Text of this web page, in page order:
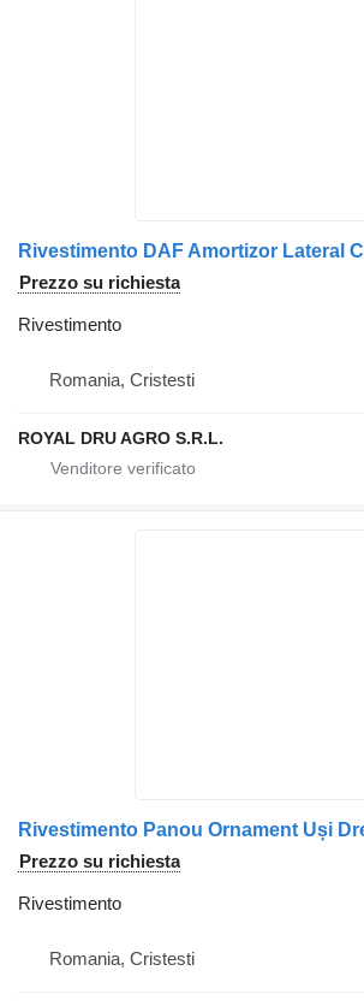
Prezzo su richiesta
Rivestimento
Romania, Cristesti
ROYAL DRU AGRO S.R.L.
Prezzo su richiesta
Rivestimento
Romania, Cristesti